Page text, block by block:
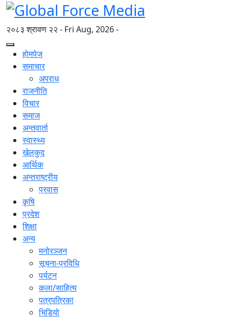
२०८३ श्रावण २२ - Fri Aug, 2026 -
होमपेज
समाचार
अपराध
राजनीति
विचार
समाज
अन्तवार्ता
स्वास्थ्य
खेलकुद
आर्थिक
अन्तराष्ट्रीय
प्रवास
कृषि
प्रदेश
शिक्षा
अन्य
मनोरञ्जन
सूचना-प्रविधि
पर्यटन
कला/साहित्य
पत्रपत्रिका
भिडियो